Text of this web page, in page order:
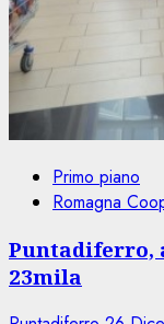
Primo piano
Romagna
Puntadiferro,
23mila